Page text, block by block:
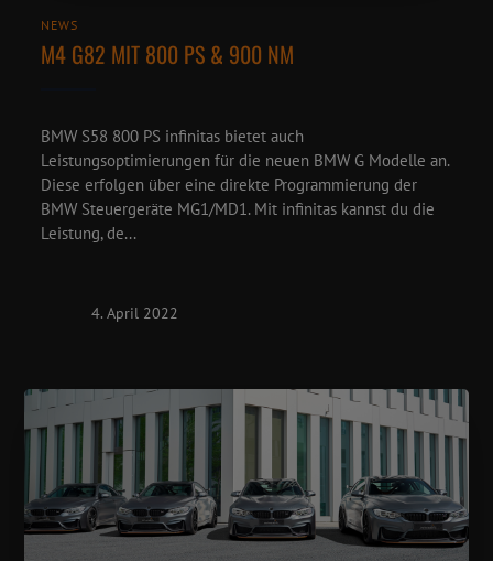
NEWS
M4 G82 MIT 800 PS & 900 NM
BMW S58 800 PS infinitas bietet auch
Leistungsoptimierungen für die neuen BMW G Modelle an.
Diese erfolgen über eine direkte Programmierung der
BMW Steuergeräte MG1/MD1. Mit infinitas kannst du die
Leistung, de...
4. April 2022